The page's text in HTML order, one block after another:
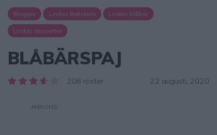
Bloggar Lindas Bakskola Lindas blåbär
Lindas desserter
BLÅBÄRSPAJ
206 röster 22 augusti, 2020